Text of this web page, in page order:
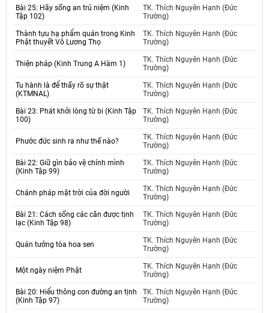
Bài 25: Hãy sống an trú niệm (Kinh
Tập 102)
TK. Thích Nguyên Hạnh (Đức
Trường)
Thành tựu hạ phẩm quán trong Kinh
Phật thuyết Vô Lương Thọ
TK. Thích Nguyên Hạnh (Đức
Trường)
Thiện pháp (Kinh Trung A Hàm 1)
TK. Thích Nguyên Hạnh (Đức
Trường)
Tu hành là để thấy rõ sự thật
(KTMNAL)
TK. Thích Nguyên Hạnh (Đức
Trường)
Bài 23: Phát khởi lòng từ bi (Kinh Tập
100)
TK. Thích Nguyên Hạnh (Đức
Trường)
Phước đức sinh ra như thế nào?
TK. Thích Nguyên Hạnh (Đức
Trường)
Bài 22: Giữ gìn bảo vệ chính mình
(Kinh Tập 99)
TK. Thích Nguyên Hạnh (Đức
Trường)
Chánh pháp mặt trời của đời người
TK. Thích Nguyên Hạnh (Đức
Trường)
Bài 21: Cách sống các căn được tịnh
lạc (Kinh Tập 98)
TK. Thích Nguyên Hạnh (Đức
Trường)
Quán tưởng tòa hoa sen
TK. Thích Nguyên Hạnh (Đức
Trường)
Một ngày niệm Phật
TK. Thích Nguyên Hạnh (Đức
Trường)
Bài 20: Hiểu thông con đường an tịnh
(Kinh Tập 97)
TK. Thích Nguyên Hạnh (Đức
Trường)